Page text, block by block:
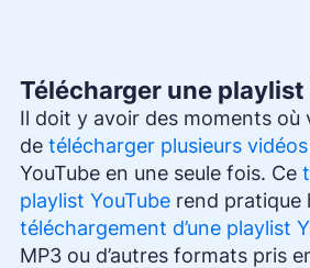
Télécharger une playlist
Il doit y avoir des moments où
de télécharger plusieurs vidéos
YouTube en une seule fois. Ce
playlist YouTube rend pratique
téléchargement d’une playlist
MP3 ou d’autres formats pris